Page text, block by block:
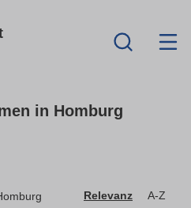
in Homburg
Relevanz A-Z